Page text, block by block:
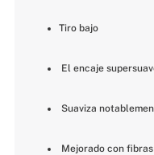
Tiro bajo
El encaje
Suaviza